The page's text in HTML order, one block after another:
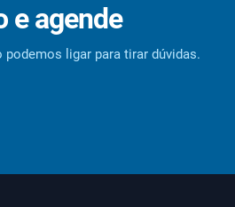
e agende
ligar para tirar dúvidas.